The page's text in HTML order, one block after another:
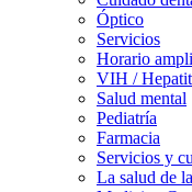
Óptico
Servicios
Horario
VIH /
Salud mental
Pediatría
Farmacia
Servicios y
La salud de